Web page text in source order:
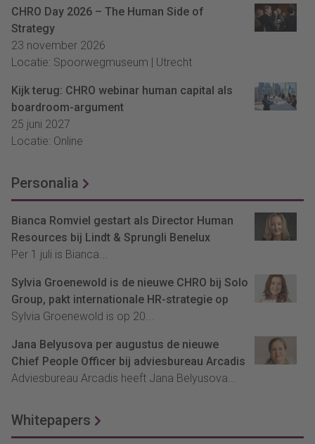
CHRO Day 2026 – The Human Side of
Strategy
23 november 2026
Locatie: Spoorwegmuseum | Utrecht
Kijk terug: CHRO webinar human capital als
boardroom-argument
25 juni 2027
Locatie: Online
Personalia
Bianca Romviel gestart als Director Human
Resources bij Lindt & Sprungli Benelux
Per 1 juli is Bianca...
Sylvia Groenewold is de nieuwe CHRO bij Solo
Group, pakt internationale HR-strategie op
Sylvia Groenewold is op 20...
Jana Belyusova per augustus de nieuwe
Chief People Officer bij adviesbureau Arcadis
Adviesbureau Arcadis heeft Jana Belyusova...
Whitepapers